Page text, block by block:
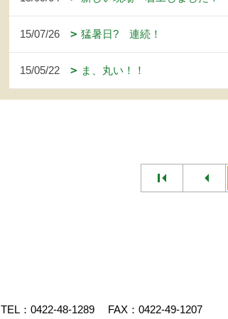
15/07/26 猛暑日? 連続！
15/05/22 ま、丸い！！
TEL： 0422-48-1289 FAX：0422-49-1207